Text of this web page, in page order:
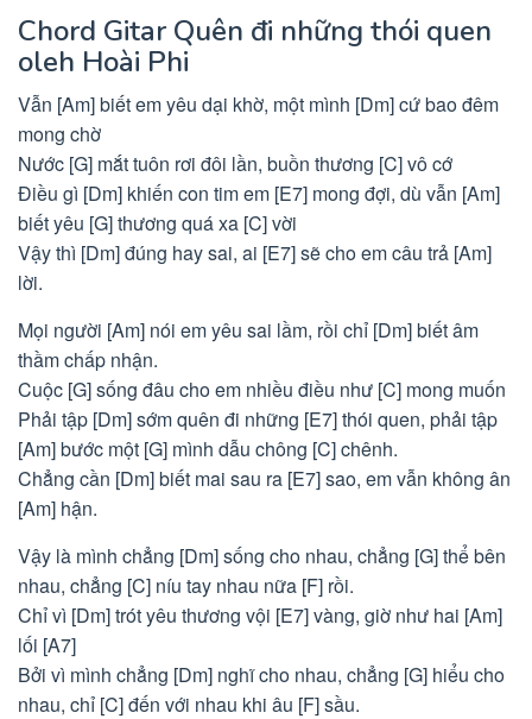
Chord Gitar Quên đi những thói quen
oleh Hoài Phi
Vẫn [Am] biết em yêu dại khờ, một mình [Dm] cứ bao đêm
mong chờ
Nước [G] mắt tuôn rơi đôi lần, buồn thương [C] vô cớ
Điều gì [Dm] khiến con tim em [E7] mong đợi, dù vẫn [Am]
biết yêu [G] thương quá xa [C] vời
Vậy thì [Dm] đúng hay sai, ai [E7] sẽ cho em câu trả [Am]
lời.
Mọi người [Am] nói em yêu sai lầm, rồi chỉ [Dm] biết âm
thầm chấp nhận.
Cuộc [G] sống đâu cho em nhiều điều như [C] mong muốn
Phải tập [Dm] sớm quên đi những [E7] thói quen, phải tập
[Am] bước một [G] mình dẫu chông [C] chênh.
Chẳng cần [Dm] biết mai sau ra [E7] sao, em vẫn không ân
[Am] hận.
Vậy là mình chẳng [Dm] sống cho nhau, chẳng [G] thể bên
nhau, chẳng [C] níu tay nhau nữa [F] rồi.
Chỉ vì [Dm] trót yêu thương vội [E7] vàng, giờ như hai [Am]
lối [A7]
Bởi vì mình chẳng [Dm] nghĩ cho nhau, chẳng [G] hiểu cho
nhau, chỉ [C] đến với nhau khi âu [F] sầu.